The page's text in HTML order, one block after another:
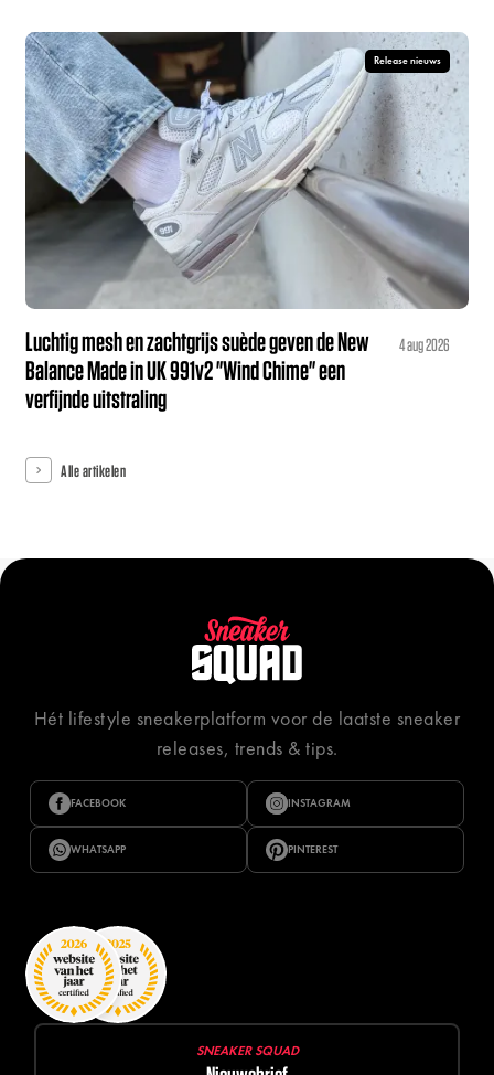
Release nieuws
Luchtig mesh en zachtgrijs suède geven de New
Balance Made in UK 991v2 "Wind Chime" een
verfijnde uitstraling
4 aug 2026
Alle artikelen
Hét lifestyle sneakerplatform voor de laatste sneaker
releases, trends & tips.
FACEBOOK INSTAGRAM
WHATSAPP PINTEREST
SNEAKER SQUAD